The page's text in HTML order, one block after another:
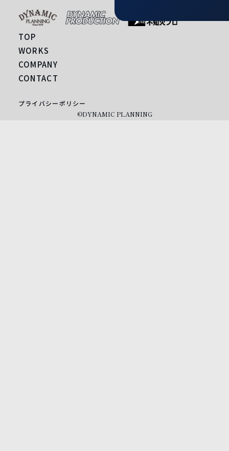
TOP
WORKS
COMPANY
CONTACT
プライバシーポリシー
©DYNAMIC PLANNING